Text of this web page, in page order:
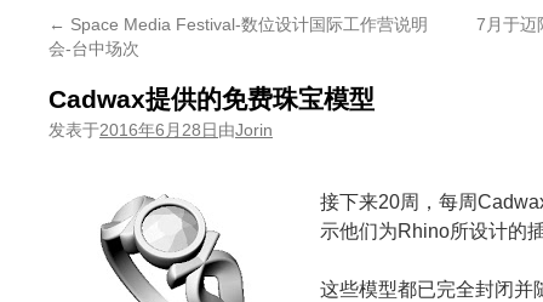
← Space Media Festival-数位设计国际工作营说明
会-台中场次
7月于迈
Cadwax提供的免费珠宝模型
发表于2016年6月28日由Jorin
接下来20周，每周
示他们为Rhino所设计的
这些模型都已完全封闭并